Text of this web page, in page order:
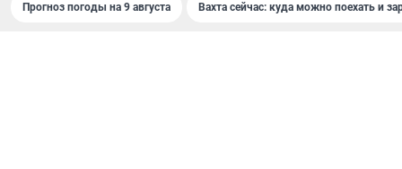
Прогноз погоды на 9 августа Вахта сейчас: куда можно поехать и